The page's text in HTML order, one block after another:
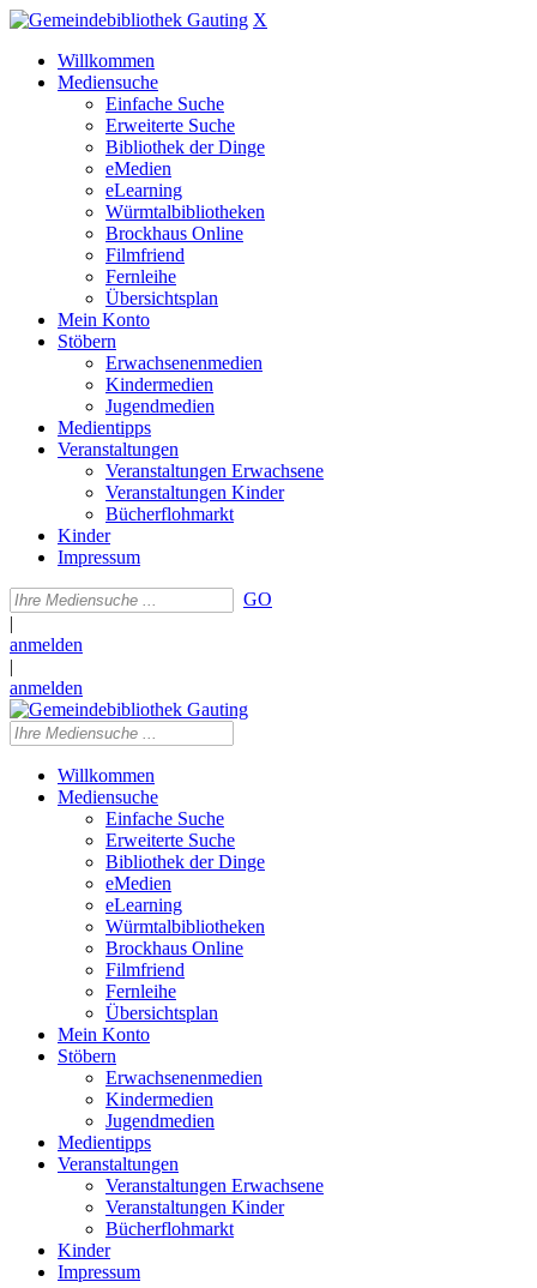
X
Willkommen
Mediensuche
Einfache Suche
Erweiterte Suche
Bibliothek der Dinge
eMedien
eLearning
Würmtalbibliotheken
Brockhaus Online
Filmfriend
Fernleihe
Übersichtsplan
Mein Konto
Stöbern
Erwachsenenmedien
Kindermedien
Jugendmedien
Medientipps
Veranstaltungen
Veranstaltungen Erwachsene
Veranstaltungen Kinder
Bücherflohmarkt
Kinder
Impressum
GO
|
anmelden
|
anmelden
Willkommen
Mediensuche
Einfache Suche
Erweiterte Suche
Bibliothek der Dinge
eMedien
eLearning
Würmtalbibliotheken
Brockhaus Online
Filmfriend
Fernleihe
Übersichtsplan
Mein Konto
Stöbern
Erwachsenenmedien
Kindermedien
Jugendmedien
Medientipps
Veranstaltungen
Veranstaltungen Erwachsene
Veranstaltungen Kinder
Bücherflohmarkt
Kinder
Impressum